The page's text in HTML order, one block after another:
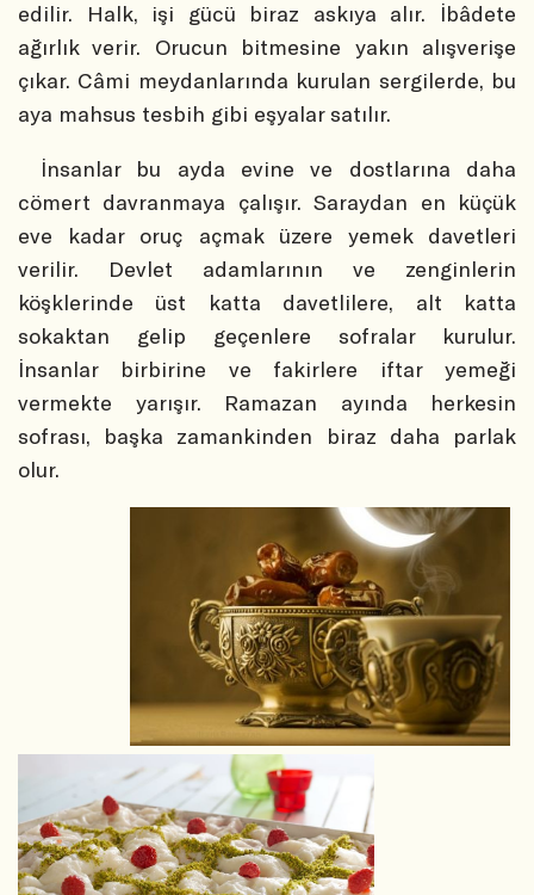
edilir. Halk, işi gücü biraz askıya alır. İbâdete
ağırlık verir. Orucun bitmesine yakın alışverişe
çıkar. Câmi meydanlarında kurulan sergilerde, bu
aya mahsus tesbih gibi eşyalar satılır.
İnsanlar bu ayda evine ve dostlarına daha
cömert davranmaya çalışır. Saraydan en küçük
eve kadar oruç açmak üzere yemek davetleri
verilir. Devlet adamlarının ve zenginlerin
köşklerinde üst katta davetlilere, alt katta
sokaktan gelip geçenlere sofralar kurulur.
İnsanlar birbirine ve fakirlere iftar yemeği
vermekte yarışır. Ramazan ayında herkesin
sofrası, başka zamankinden biraz daha parlak
olur.